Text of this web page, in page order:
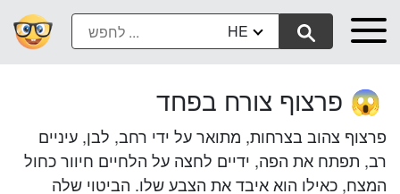
HE
😱 פרצוף צורח בפחד
פרצוף צהוב בצרחות, מתואר על ידי רחב, לבן, עיניים
רב, תפתח את הפה, ידיים לחצה על הלחיים חיוור כחול
המצח, כאילו הוא איבד את הצבע שלו. הביטוי שלה